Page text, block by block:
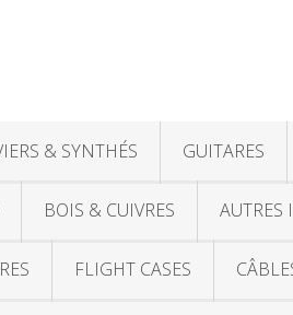
& SYNTHÉS GUITARES
BOIS & CUIVRES AUTRES
FLIGHT CASES